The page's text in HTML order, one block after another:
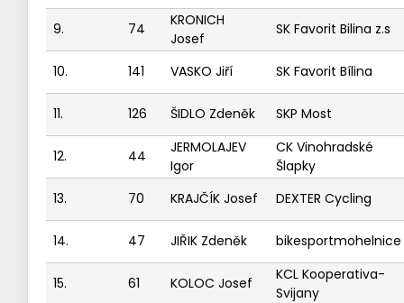
9. 74
KRONICH
Josef
SK Favorit Bilina z.s
10. 141 VASKO Jiří SK Favorit Bílina
11. 126 ŠIDLO Zdeněk SKP Most
12. 44
JERMOLAJEV
Igor
CK Vinohradské
Šlapky
13.
70 KRAJČÍK Josef DEXTER Cycling
14. 47 JIŘIK Zdeněk bikesportmohelnice
15. 61 KOLOC Josef
KCL Kooperativa-
Svijany